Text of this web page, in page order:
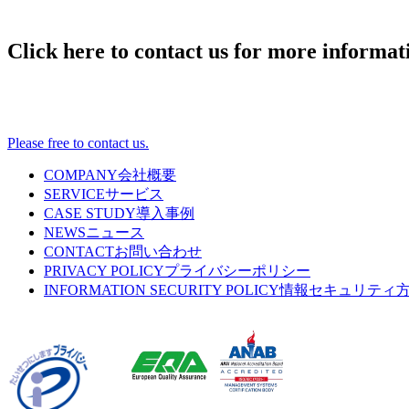
Click here to contact us for more
Please free to contact us.
COMPANY会社概要
SERVICEサービス
CASE STUDY導入事例
NEWSニュース
CONTACTお問い合わせ
PRIVACY POLICYプライバシーポリシー
INFORMATION SECURITY POLICY情報セキュリティ